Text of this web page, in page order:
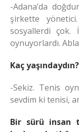
-Adana’da
şirkette
sosyallerdi çok.
oynuyorlardı.
Kaç yaşındaydın?
-Sekiz. Tenis
sevdim ki tenisi,
Bir sürü insan